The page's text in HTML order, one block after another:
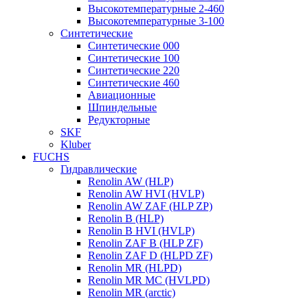
Высокотемпературные 2-460
Высокотемпературные 3-100
Синтетические
Синтетические 000
Синтетические 100
Синтетические 220
Синтетические 460
Авиационные
Шпиндельные
Редукторные
SKF
Kluber
FUCHS
Гидравлические
Renolin AW (HLP)
Renolin AW HVI (HVLP)
Renolin AW ZAF (HLP ZP)
Renolin B (HLP)
Renolin B HVI (HVLP)
Renolin ZAF B (HLP ZF)
Renolin ZAF D (HLPD ZF)
Renolin MR (HLPD)
Renolin MR MC (HVLPD)
Renolin MR (arctic)